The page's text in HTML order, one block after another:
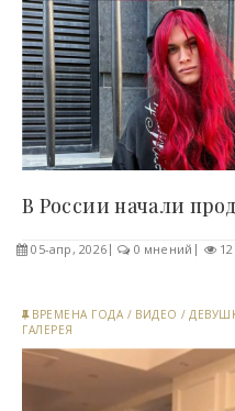
05-апр, 2026 0 мнений 12
ВРЕМЕНА ГОДА / ВИДЕО /
ГАЛЕРЕЯ